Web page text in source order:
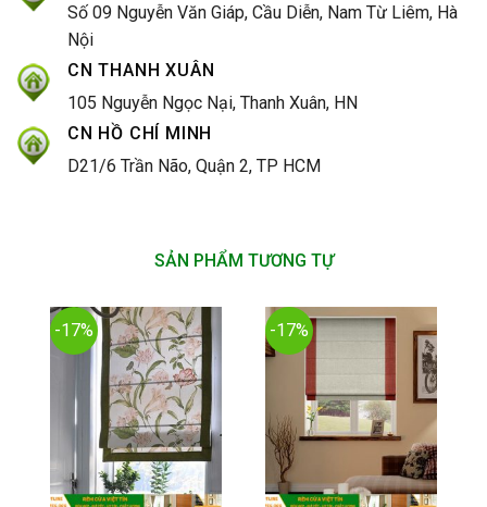
Số 09 Nguyễn Văn Giáp, Cầu Diễn, Nam Từ Liêm, Hà
Nội
CN THANH XUÂN
105 Nguyễn Ngọc Nại, Thanh Xuân, HN
CN HỒ CHÍ MINH
D21/6 Trần Não, Quận 2, TP HCM
SẢN PHẨM TƯƠNG TỰ
-17% -17%